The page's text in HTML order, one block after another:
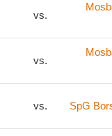
vs.
vs.
vs. SpG